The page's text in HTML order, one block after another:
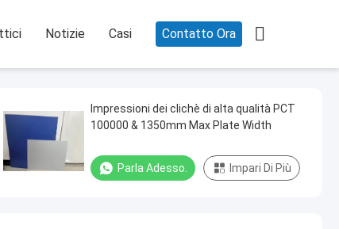
Notizie Casi Contatto Ora 
Impressioni dei clichè di alta qualità PCT
100000 & 1350mm Max Plate Width
Parla Adesso. Impari Di Più